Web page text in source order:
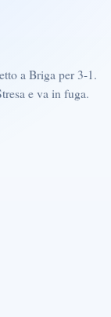
a Briga per 3-1.
e va in fuga.